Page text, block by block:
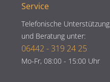
Service
Telefonische Unterstützung
und Beratung unter:
06442 - 319 24 25
Mo-Fr, 08:00 - 15:00 Uhr